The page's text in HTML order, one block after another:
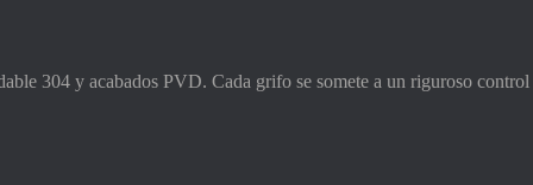
304 y acabados PVD. Cada grifo se somete a un riguroso